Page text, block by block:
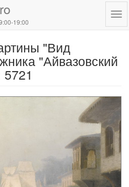
19:00
"Вид
"Айвазовский